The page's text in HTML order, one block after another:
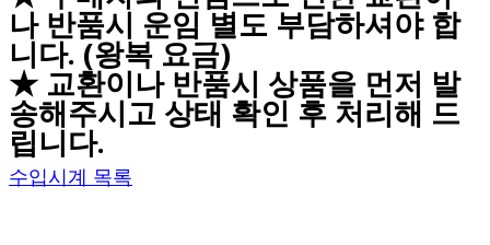
나 반품시 운임 별도 부담하셔야 합
니다. (왕복 요금)
★ 교환이나 반품시 상품을 먼저 발
송해주시고 상태 확인 후 처리해 드
립니다.
수입시계 목록